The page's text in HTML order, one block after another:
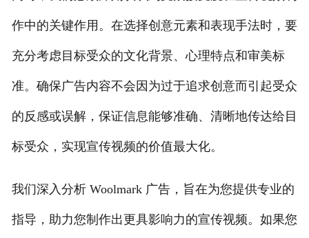
作中的关键作用。在选择创意元素和表现手法时，要
充分考虑目标受众的文化背景、心理特点和审美标
准。确保广告内容不会因为过于追求创意而引起受众
的反感或误解，保证信息能够准确、清晰地传达给目
标受众，实现宣传视频的价值最大化。
我们深入分析 Woolmark 广告，旨在为您提供专业的
指导，助力您制作出更具影响力的宣传视频。如果您